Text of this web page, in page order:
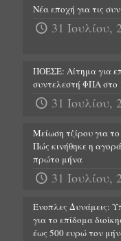
Νέα εποχή για τις
31 Ιουλίου,
ΠΟΕΣΕ: Αίτημα για
συντελεστή ΦΠΑ στο
31 Ιουλίου,
Μείωση τζίρου για
Πώς κινήθηκε η
πρώτο μήνα
31 Ιουλίου,
Ένοπλες Δυνάμεις:
για το επίδομα
έως 500 ευρώ τον